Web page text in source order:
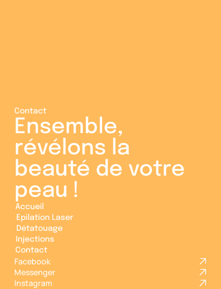
Contact
Ensemble,
révélons la
beauté de votre
peau !
Accueil
Accueil
Epilation Laser
Epilation Laser
Détatouage
Détatouage
Injections
Injections
Contact
Contact
Facebook
Messenger
Instagram